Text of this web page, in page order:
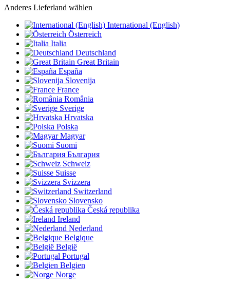
Anderes Lieferland wählen
International (English)
Österreich
Italia
Deutschland
Great Britain
España
Slovenija
France
România
Sverige
Hrvatska
Polska
Magyar
Suomi
България
Schweiz
Suisse
Svizzera
Switzerland
Slovensko
Česká republika
Ireland
Nederland
Belgique
België
Portugal
Belgien
Norge